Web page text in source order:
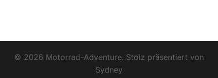
© 2026 Motorrad-Adventure. Stolz präsentiert von
Sydney